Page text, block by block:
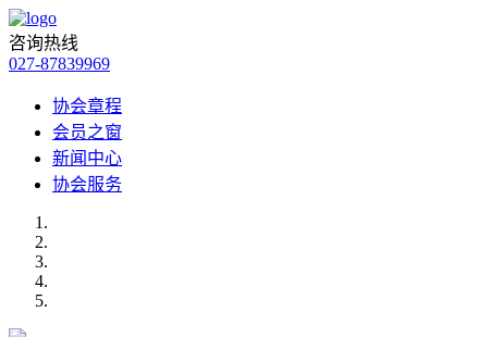
咨询热线
027-87839969
协会章程
会员之窗
新闻中心
协会服务